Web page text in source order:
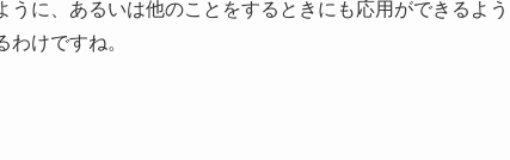
に、あるいは他のことをするときにも応用ができるよう
けですね。